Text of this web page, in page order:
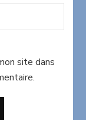
site dans